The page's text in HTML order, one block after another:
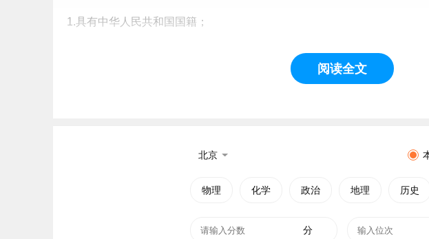
1.具有中华人民共和国国籍；
2.遵守中华人民共和国宪法和法律，拥护中国共产党领导和中国特色社会主
7.在新疆维吾尔自治区（含新疆生产建设兵团）参加2026年全国普通高考
阅读全文
北京
物理 化学 政治 地理 历史
分